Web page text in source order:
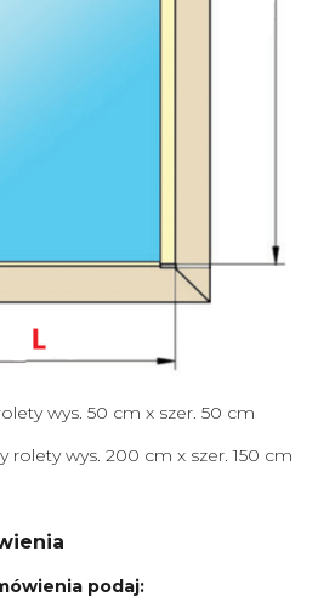
wys. 50 cm x szer. 50 cm
rolety wys. 200 cm x szer. 150 cm
podaj: